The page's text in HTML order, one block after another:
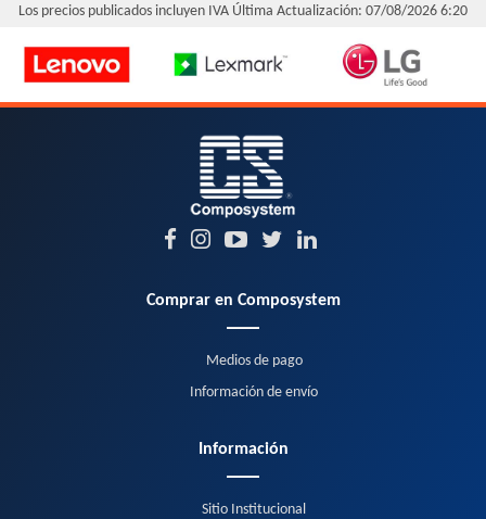
Los precios publicados incluyen IVA Última Actualización: 07/08/2026 6:20
Comprar en Composystem
Medios de pago
Información de envío
Información
Sitio Institucional